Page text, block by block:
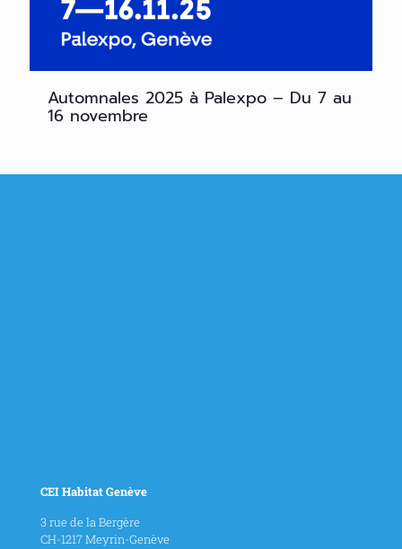
Automnales 2025 à Palexpo – Du 7 au
16 novembre
CEI Habitat Genève
3 rue de la Bergère
CH-1217 Meyrin-Genève